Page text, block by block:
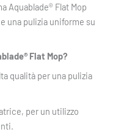
Aquablade® Flat Mop
una pulizia uniforme su
Flat Mop?
qualità per una pulizia
per un utilizzo